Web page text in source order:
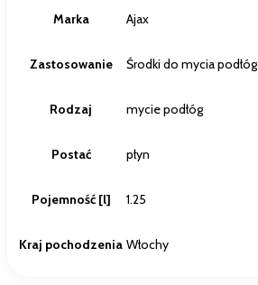
Marka Ajax
Zastosowanie Środki do mycia podłóg
Rodzaj mycie podłóg
Postać płyn
Pojemność [l] 1.25
Kraj pochodzenia Włochy